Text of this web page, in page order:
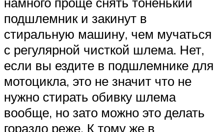
подшлемник и закинут в
стиральную машину, чем мучаться
с регулярной чисткой шлема. Нет,
если вы ездите в подшлемнике для
мотоцикла, это не значит что не
нужно стирать обивку шлема
вообще, но зато можно это делать
гораздо реже. К тому же в